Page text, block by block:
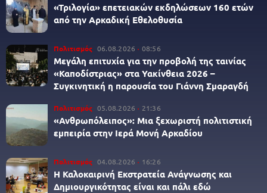
«Τριλογία» επετειακών εκδηλώσεων 160 ετών
από την Αρκαδική Εθελοθυσία
Πολιτισμός 06.08.2026 08:56
Μεγάλη επιτυχία για την προβολή της ταινίας
«Καποδίστριας» στα Υακίνθεια 2026 –
Συγκινητική η παρουσία του Γιάννη Σμαραγδή
Πολιτισμός 05.08.2026 21:36
«Ανθρωπόλειπος»: Μια ξεχωριστή πολιτιστική
εμπειρία στην Ιερά Μονή Αρκαδίου
Πολιτισμός 04.08.2026 16:26
Η Καλοκαιρινή Εκστρατεία Ανάγνωσης και
Δημιουργικότητας είναι και πάλι εδώ